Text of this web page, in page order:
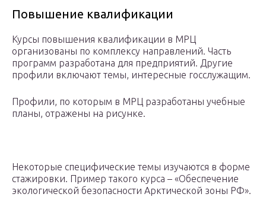
Повышение квалификации
Курсы повышения квалификации в МРЦ
организованы по комплексу направлений. Часть
программ разработана для предприятий. Другие
профили включают темы, интересные госслужащим.
Профили, по которым в МРЦ разработаны учебные
планы, отражены на рисунке.
Некоторые специфические темы изучаются в форме
стажировки. Пример такого курса – «Обеспечение
экологической безопасности Арктической зоны РФ».